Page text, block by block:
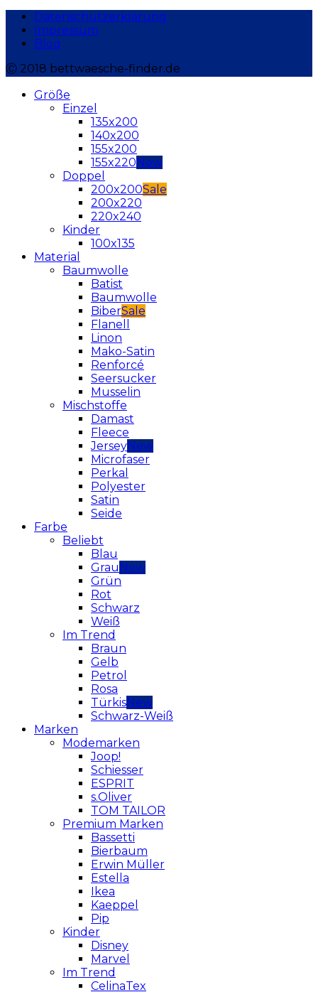
Datenschutzerklärung
Impressum
Blog
Ⓒ 2018 bettwaesche-finder.de
Größe
Einzel
135x200
140x200
155x200
155x220
Doppel
200x200
200x220
220x240
Kinder
100x135
Material
Baumwolle
Batist
Baumwolle
Biber
Flanell
Linon
Mako-Satin
Renforcé
Seersucker
Musselin
Mischstoffe
Damast
Fleece
Jersey
Microfaser
Perkal
Polyester
Satin
Seide
Farbe
Beliebt
Blau
Grau
Grün
Rot
Schwarz
Weiß
Im Trend
Braun
Gelb
Petrol
Rosa
Türkis
Schwarz-Weiß
Marken
Modemarken
Joop!
Schiesser
ESPRIT
s.Oliver
TOM TAILOR
Premium Marken
Bassetti
Bierbaum
Erwin Müller
Estella
Ikea
Kaeppel
Pip
Kinder
Disney
Marvel
Im Trend
CelinaTex